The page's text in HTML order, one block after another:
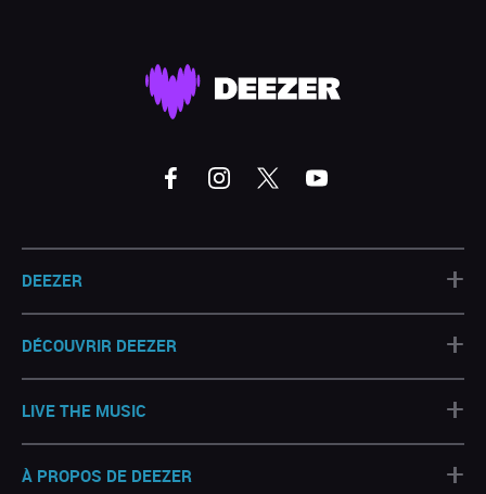
DEEZER +
DÉCOUVRIR DEEZER +
LIVE THE MUSIC +
À PROPOS DE DEEZER +